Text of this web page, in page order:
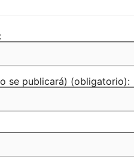
se publicará) (obligatorio):